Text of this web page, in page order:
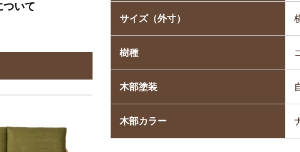
ついて
サイズ（外寸）
樹種
木部塗装
木部カラー